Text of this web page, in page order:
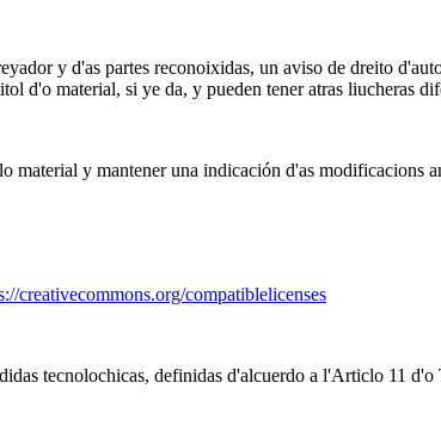
y d'as partes reconoixidas, un aviso de dreito
d'o material, si ye da, y pueden tener atras liucheras
y mantener una indicación d'as modificacions
creativecommons.org/compatiblelicenses
tecnolochicas, definidas d'alcuerdo a l'Articlo 11 d'o